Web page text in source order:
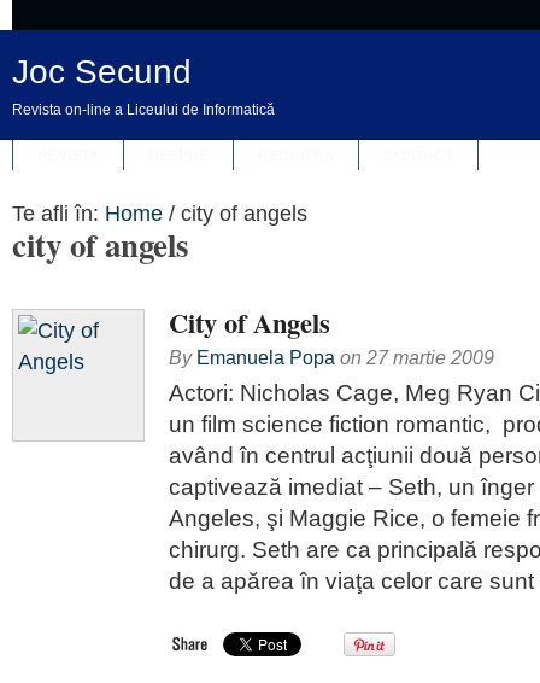
Joc Secund
Revista on-line a Liceului de Informatică
Te afli în: Home / city of angels
city of angels
City of Angels
By Emanuela Popa on 27 martie 2009
Actori: Nicholas Cage, Meg Ryan
un film science fiction romantic,
având în centrul acţiunii două
captivează imediat – Seth, un
Angeles, şi Maggie Rice, o femeie
chirurg. Seth are ca principală
de a apărea în viaţa celor care